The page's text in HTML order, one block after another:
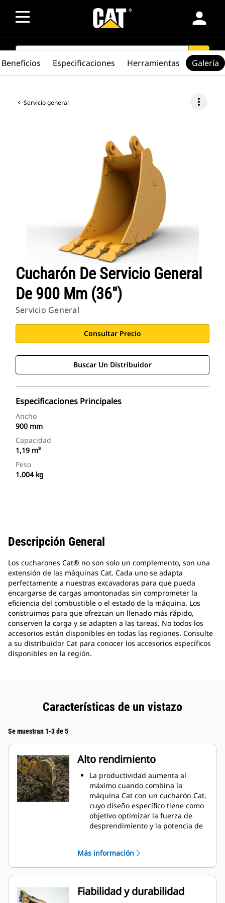
person
SEARCH search
Servicio general more_vert
Cucharón De Servicio General
De 900 Mm (36")
Servicio General
Consultar Precio
Buscar Un Distribuidor
Especificaciones Principales
Ancho
900 mm
Capacidad
1,19 m³
Peso
1.004 kg
Beneficios Especificaciones Herramientas Galería
Descripción General
Los cucharones Cat® no son solo un complemento, son una
extensión de las máquinas Cat. Cada uno se adapta
perfectamente a nuestras excavadoras para que pueda
encargarse de cargas amontonadas sin comprometer la
eficiencia del combustible o el estado de la máquina. Los
construimos para que ofrezcan un llenado más rápido,
conserven la carga y se adapten a las tareas. No todos los
accesorios están disponibles en todas las regiones. Consulte
a su distribuidor Cat para conocer los accesorios específicos
disponibles en la región.
Características de un vistazo
Se muestran 1-3 de 5
Alto rendimiento
La productividad aumenta al
máximo cuando combina la
máquina Cat con un cucharón Cat,
cuyo diseño específico tiene como
objetivo optimizar la fuerza de
desprendimiento y la potencia de
radio mejora el flujo de material
hacia el cucharón. El espacio libre
del talón agregado asegura que la
parte inferior del cucharón no se
arrastre, lo que reduce los costos
Más información
Fiabilidad y durabilidad